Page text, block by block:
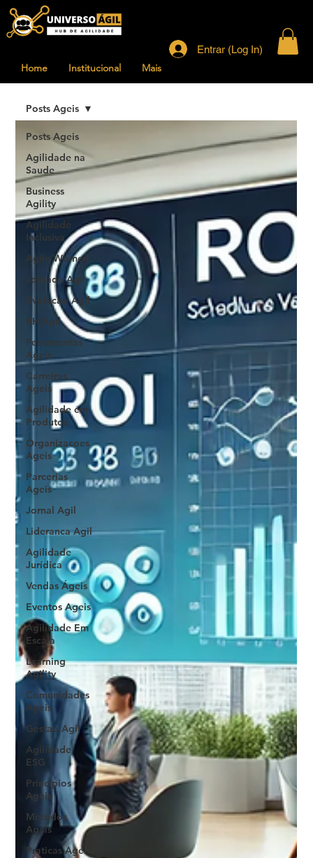
Home Institucional Mais
Entrar (Log In)
Posts Ageis
Agilidade na
Saude
Business
Agility
Agilidade
Inclusiva
Agile Women
Jornada Agil
Evolucao Agil
RH Agil
Ferramentas
Ageis
Carreiras
Ageis
Agilidade em
Produtos
Organizacoes
Ageis
Parcerias
Ageis
Jornal Agil
Lideranca Agil
Agilidade
Jurídica
Vendas Ágeis
Eventos Ageis
Agilidade Em
Escala
Learning
Agility
Comunidades
Ageis
Gestao Agil
Agilidade
ESG
Principios
Ageis
Metodos
Ageis
Praticas Ageis
Posts Ageis